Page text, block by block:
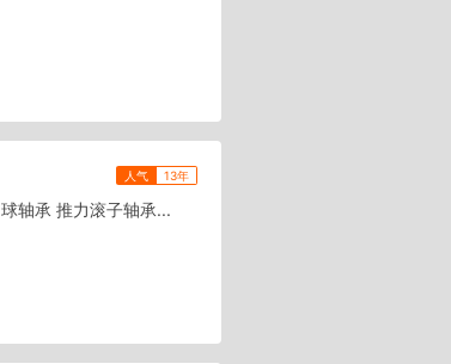
人气 13年
轴承 推力滚子轴承...